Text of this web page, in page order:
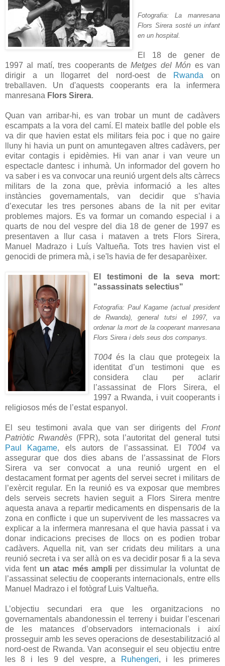
Fotografia: La manresana
Flors Sirera sosté un infant
en un hospital.
El 18 de gener de
1997 al matí, tres cooperants deMetges del Món es van
dirigir a un llogarret del nord-oest de
Rwanda on
treballaven. Un d'aquests cooperants era la infermera
manresana Flors Sirera.
Quan van arribar-hi, es van trobar un munt de cadàvers
escampats a la vora del camí. El mateix batlle del poble els
va dir que havien estat els militars feia poc i que no gaire
lluny hi havia un punt on amuntegaven altres cadàvers, per
evitar contagis i epidèmies. Hi van anar i van veure un
espectacle dantesc i inhumà. Un informador del govern ho
va saber i es va convocar una reunió urgent dels alts càrrecs
militars de la zona que, prèvia informació a les altes
instàncies governamentals, van decidir que s’havia
d’executar les tres persones abans de la nit per evitar
problemes majors. Es va formar un comando especial i a
quarts de nou del vespre del dia 18 de gener de 1997 es
presentaven a llur casa i mataven a trets Flors Sirera,
Manuel Madrazo i Luís Valtueña. Tots tres havien vist el
genocidi de primera mà, i se'ls havia de fer desaparèixer.
El testimoni de la seva mort:
"assassinats selectius"
Fotografia: Paul Kagame (actual president
de Rwanda), general tutsi el 1997, va
ordenar la mort de la cooperant manresana
Flors Sirera i dels seus dos companys.
T004 és la clau que protegeix la
identitat d’un testimoni que es
considera clau per aclarir
l’assassinat de Flors Sirera, el
1997 a Rwanda, i vuit cooperants i
religiosos més de l’estat espanyol.
El seu testimoni avala que van ser dirigents del Front
Patriòtic Rwandès(FPR), sota l’autoritat del general tutsi
Paul Kagame, els autors de l’assassinat. El T004va
assegurar que dos dies abans de l’assassinat de Flors
Sirera va ser convocat a una reunió urgent en el
destacament format per agents del servei secret i militars de
l’exèrcit regular. En la reunió es va exposar que membres
dels serveis secrets havien seguit a Flors Sirera mentre
aquesta anava a repartir medicaments en dispensaris de la
zona en conflicte i que un supervivent de les massacres va
explicar a la infermera manresana el que havia passat i va
donar indicacions precises de llocs on es podien trobar
cadàvers. Aquella nit, van ser cridats deu militars a una
reunió secreta i va ser allà on es va decidir posar fi a la seva
vida fent un atac més ampli per dissimular la voluntat de
l’assassinat selectiu de cooperants internacionals, entre ells
Manuel Madrazo i el fotògraf Luis Valtueña.
L’objectiu secundari era que les organitzacions no
governamentals abandonessin el terreny i buidar l’escenari
de les matances d’observadors internacionals i així
prosseguir amb les seves operacions de desestabilització al
nord-oest de Rwanda. Van aconseguir el seu objectiu entre
les 8 i les 9 del vespre, a
Ruhengeri, i les primeres